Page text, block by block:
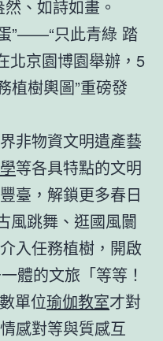
、如詩如畫。
”——“只此青綠 踏
北京園博園舉辦，5
植樹輿圖”重磅發
非物資文明遺產藝
等各具特點的文明
臺，解鎖更多春日
風跳舞、逛國風闤
入任務植樹，開啟
體的文旅「等等！
單位瑜伽教室才對
感對等與質感互